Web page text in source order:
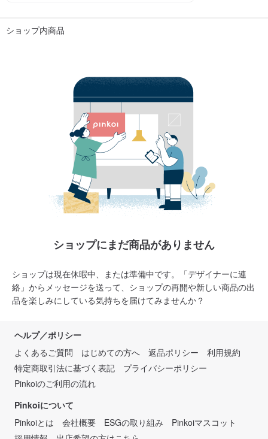
ショップ内商品
ショップにまだ商品がありません
ショップは現在休暇中、または準備中です。「デザイナーに連
絡」からメッセージを送って、ショップの再開や新しい商品の出
品を楽しみにしている気持ちを届けてみませんか？
ヘルプ／ポリシー
よくあるご質問
はじめての方へ 返品ポリシー
利用規約
特定商取引法に基づく表記
プライバシーポリシー
Pinkoiのご利用の流れ
Pinkoiについて
Pinkoiとは
会社概要 ESGの取り組み
Pinkoiマスコット